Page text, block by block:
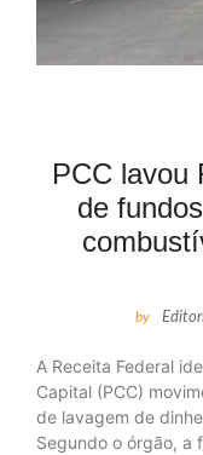
PCC lavou
de
by
A Receita Federal
Capital (PCC)
de lavagem de
Segundo o órgão, a